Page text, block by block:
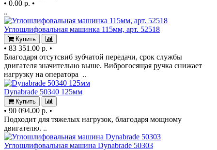
• 0.00 р. •
..
Углошлифовальная машинка 115мм, арт. 52518
Купить
• 83 351.00 р. •
Благодаря отсутсвиб зубчатой передачи, срок службы
двигателя значительно выше. Виброгосящая ручка снижает
нагрузку на оператора ..
Dynabrade 50340 125мм
Купить
• 90 094.00 р. •
Подходит для тяжелых нагрузок, благодаря мощному
двигателю. ..
Углошлифовальная машина Dynabrade 50303